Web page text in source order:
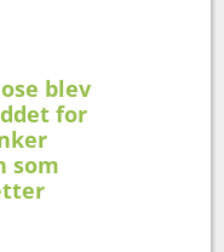
blev
for
som